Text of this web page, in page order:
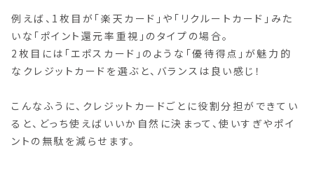
例えば、1枚目が「楽天カード」や「リクルートカード」みた
いな「ポイント還元率重視」のタイプの場合。
2枚目には「エポスカード」のような「優待得点」が魅力的
なクレジットカードを選ぶと、バランスは良い感じ！
こんなふうに、クレジットカードごとに役割分担ができてい
ると、どっち使えばいいか自然に決まって、使いすぎやポイ
ントの無駄を減らせます。